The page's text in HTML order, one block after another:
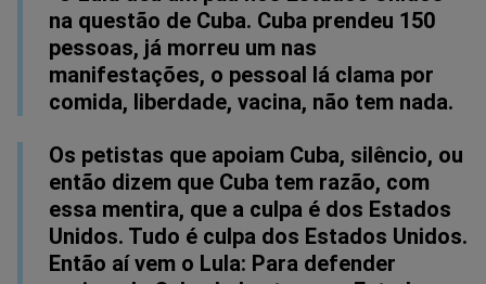
na questão de Cuba. Cuba prendeu 150
pessoas, já morreu um nas
manifestações, o pessoal lá clama por
comida, liberdade, vacina, não tem nada.
Os petistas que apoiam Cuba, silêncio, ou
então dizem que Cuba tem razão, com
essa mentira, que a culpa é dos Estados
Unidos. Tudo é culpa dos Estados Unidos.
Então aí vem o Lula: Para defender